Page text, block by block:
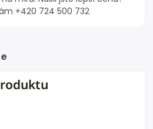
+420 724 500 732